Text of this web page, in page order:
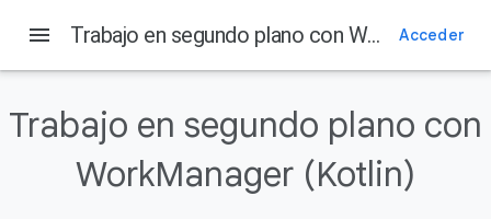
¿Qué es WorkManager?
Qué compilarás
Qué aprenderás
Qué necesitarás
menu Trabajo en segundo plano con WorkManager (Kotlin) Acceder
Trabajo en segundo plano con
WorkManager (Kotlin)